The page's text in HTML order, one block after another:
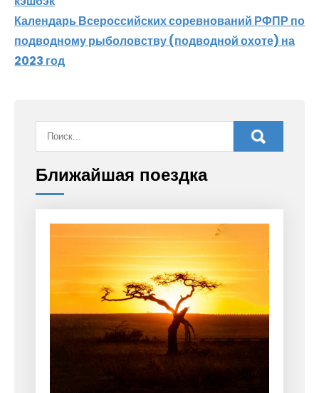
по
записям
Календарь Всероссийских соревнований РФПР по
подводному рыболовству (подводной охоте) на
2023 год
Ближайшая поездка